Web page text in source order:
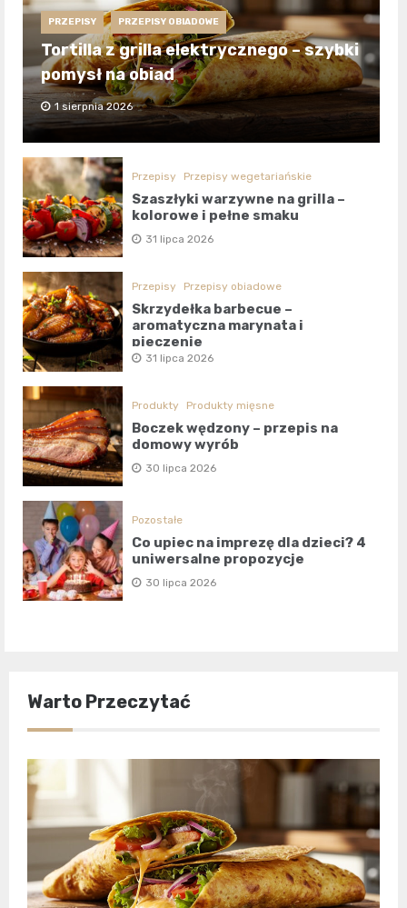
PRZEPISY PRZEPISY OBIADOWE
Tortilla z grilla elektrycznego – szybki
pomysł na obiad
1 sierpnia 2026
Przepisy Przepisy wegetariańskie
Szaszłyki warzywne na grilla –
kolorowe i pełne smaku
31 lipca 2026
Przepisy Przepisy obiadowe
Skrzydełka barbecue –
aromatyczna marynata i
pieczenie
31 lipca 2026
Produkty Produkty mięsne
Boczek wędzony – przepis na
domowy wyrób
30 lipca 2026
Pozostałe
Co upiec na imprezę dla dzieci? 4
uniwersalne propozycje
30 lipca 2026
Warto Przeczytać